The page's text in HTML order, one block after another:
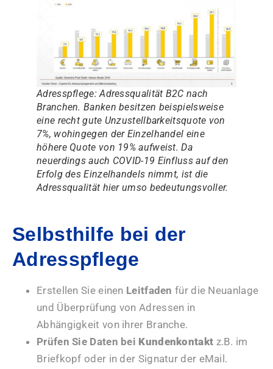
Adresspflege: Adressqualität B2C nach
Branchen. Banken besitzen beispielsweise
eine recht gute Unzustellbarkeitsquote von
7%, wohingegen der Einzelhandel eine
höhere Quote von 19% aufweist. Da
neuerdings auch COVID-19 Einfluss auf den
Erfolg des Einzelhandels nimmt, ist die
Adressqualität hier umso bedeutungsvoller.
Selbsthilfe bei der
Adresspflege
Erstellen Sie einen Leitfaden für die Neuanlage
und Überprüfung von Adressen in
Abhängigkeit von ihrer Branche.
Prüfen Sie Daten bei Kundenkontakt z.B. im
Briefkopf oder in der Signatur der eMail.